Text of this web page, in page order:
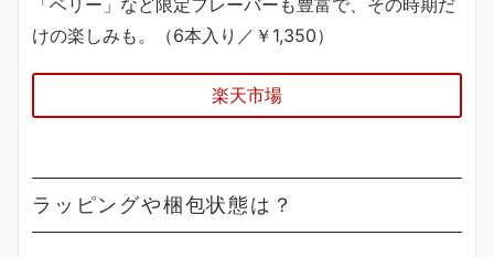
けの楽しみも。（6本入り／￥1,350）
楽天市場
ラッピングや梱包状態は？